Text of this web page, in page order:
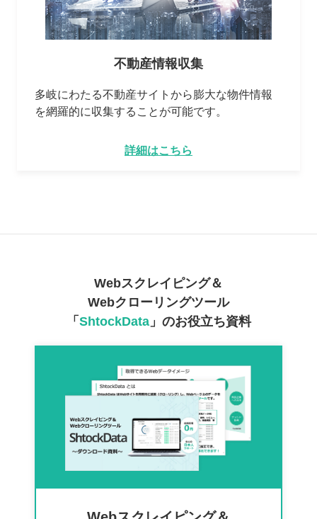
不動産情報収集
多岐にわたる不動産サイトから膨大な物件情報
を網羅的に収集することが可能です。
詳細はこちら
Webスクレイピング＆
Webクローリングツール
「 ShtockData」のお役立ち資料